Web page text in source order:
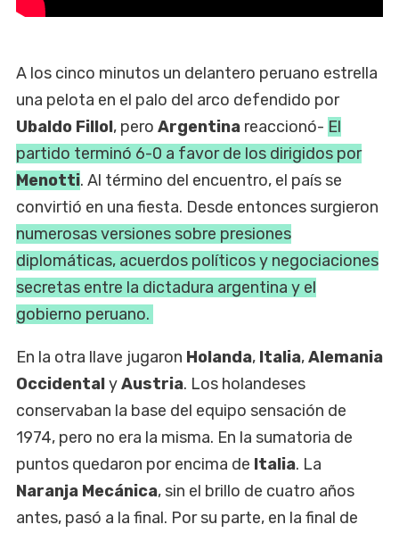
A los cinco minutos un delantero peruano estrella
una pelota en el palo del arco defendido por
Ubaldo Fillol, pero Argentina reaccionó- El
partido terminó 6-0 a favor de los dirigidos por
Menotti. Al término del encuentro, el país se
convirtió en una fiesta. Desde entonces surgieron
numerosas versiones sobre presiones
diplomáticas, acuerdos políticos y negociaciones
secretas entre la dictadura argentina y el
gobierno peruano.
En la otra llave jugaron Holanda, Italia,Alemania
OccidentalyAustria. Los holandeses
conservaban la base del equipo sensación de
1974, pero no era la misma. En la sumatoria de
puntos quedaron por encima de Italia. La
Naranja Mecánica, sin el brillo de cuatro años
antes, pasó a la final. Por su parte, en la final de